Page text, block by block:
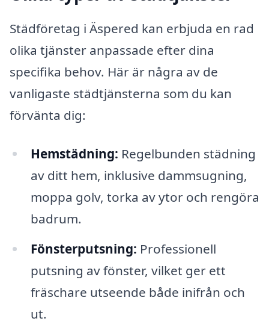
Städföretag i Äspered kan erbjuda en rad
olika tjänster anpassade efter dina
specifika behov. Här är några av de
vanligaste städtjänsterna som du kan
förvänta dig:
Hemstädning: Regelbunden städning
av ditt hem, inklusive dammsugning,
moppa golv, torka av ytor och rengöra
badrum.
Fönsterputsning: Professionell
putsning av fönster, vilket ger ett
fräschare utseende både inifrån och
ut.